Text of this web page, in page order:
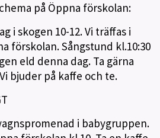
på Öppna förskolan:
i skogen 10-12. Vi träffas i
förskolan. Sångstund kl.10:30
eld denna dag. Ta gärna
bjuder på kaffe och te.
i babygruppen.